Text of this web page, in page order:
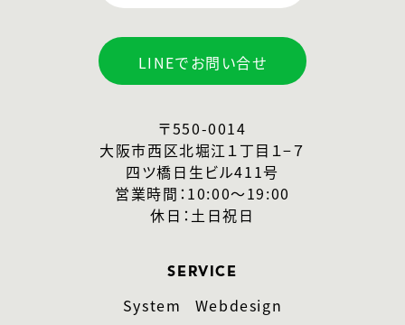
LINEでお問い合せ
〒550-0014
大阪市西区北堀江１丁目１−７
四ツ橋日生ビル411号
営業時間：10:00〜19:00
休日：土日祝日
SERVICE
System
Webdesign